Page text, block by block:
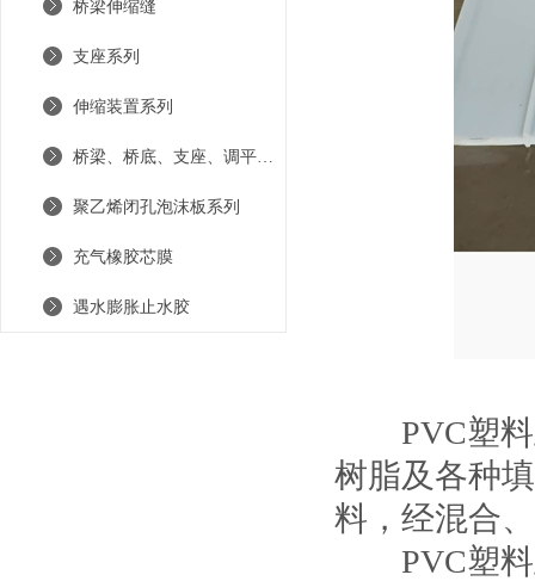
桥梁伸缩缝
支座系列
伸缩装置系列
桥梁、桥底、支座、调平钢板
聚乙烯闭孔泡沫板系列
充气橡胶芯膜
遇水膨胀止水胶
PVC塑料
树脂及各种
料，经混合
PVC塑料